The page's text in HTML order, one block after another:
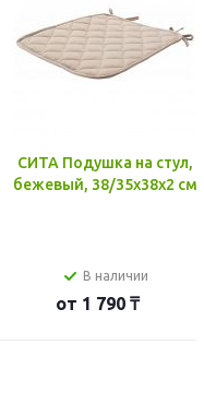
СИТА Подушка на стул,
бежевый, 38/35x38x2 см
В наличии
от 1 790 ₸